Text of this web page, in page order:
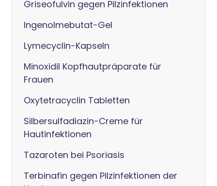
Griseofulvin gegen Pilzinfektionen
Ingenolmebutat-Gel
Lymecyclin-Kapseln
Minoxidil Kopfhautpräparate für
Frauen
Oxytetracyclin Tabletten
Silbersulfadiazin-Creme für
Hautinfektionen
Tazaroten bei Psoriasis
Terbinafin gegen Pilzinfektionen der